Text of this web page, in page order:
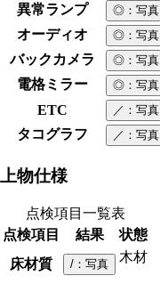
異常ランプ ◎ ：写真
オーディオ ◎ ：写真
バックカメラ ◎ ：写真
電格ミラー ◎ ：写真
ETC ／ ：写真
タコグラフ ／ ：写真
上物仕様
点検項目一覧表
点検項目
結果
状態
床材質
/ ：写真 木材